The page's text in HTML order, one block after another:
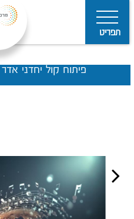
תפריט
פיתוח קול יחדני